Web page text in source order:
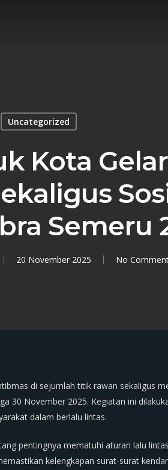
Uncategorized
Kota
Semeru
20 November 2025 No
di sejumlah titik rawan sekaligus
30 November 2025. Kegiatan ini
dalam berlalu lintas.
pentingnya mematuhi aturan lalu
kelengkapan surat-surat